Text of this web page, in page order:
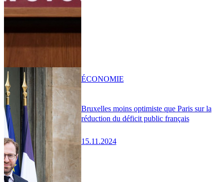
Bruxelles moins optimiste que Paris sur la
réduction du déficit public français
15.11.2024
ÉCONOMIE